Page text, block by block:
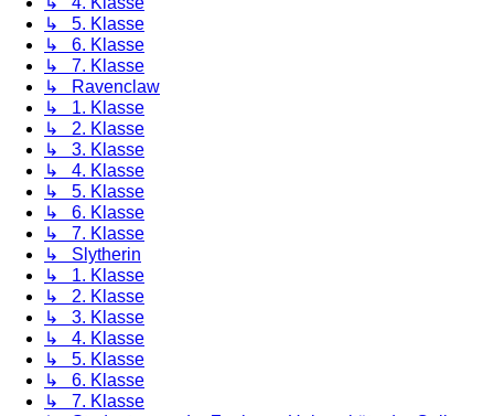
↳ 5. Klasse
↳ 6. Klasse
↳ 7. Klasse
↳ Ravenclaw
↳ 1. Klasse
↳ 2. Klasse
↳ 3. Klasse
↳ 4. Klasse
↳ 5. Klasse
↳ 6. Klasse
↳ 7. Klasse
↳ Slytherin
↳ 1. Klasse
↳ 2. Klasse
↳ 3. Klasse
↳ 4. Klasse
↳ 5. Klasse
↳ 6. Klasse
↳ 7. Klasse